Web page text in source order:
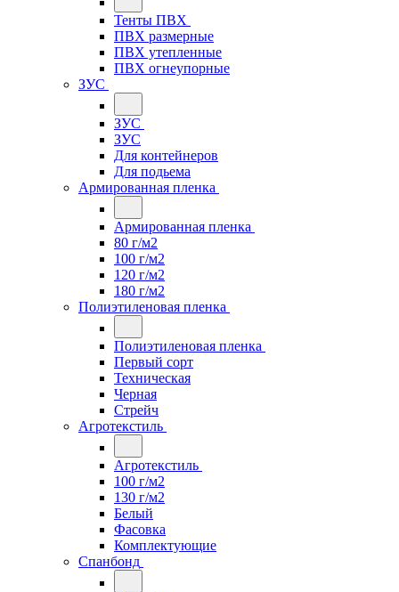
Тенты ПВХ
ПВХ размерные
ПВХ утепленные
ПВХ огнеупорные
ЗУС
ЗУС
ЗУС
Для контейнеров
Для подьема
Армированная пленка
Армированная пленка
80 г/м2
100 г/м2
120 г/м2
180 г/м2
Полиэтиленовая пленка
Полиэтиленовая пленка
Первый сорт
Техническая
Черная
Стрейч
Агротекстиль
Агротекстиль
100 г/м2
130 г/м2
Белый
Фасовка
Комплектующие
Спанбонд